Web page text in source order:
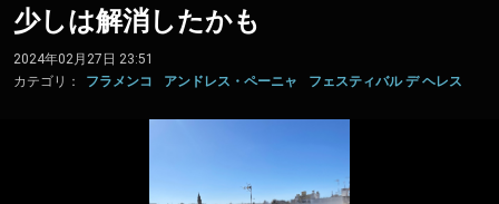
少しは解消したかも
2024年02月27日 23:51
カテゴリ：
フラメンコ アンドレス・ペーニャ フェスティバル デ ヘレス